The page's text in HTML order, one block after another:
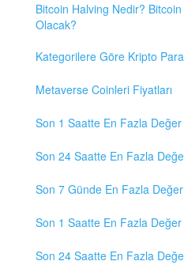
Bitcoin Halving Nedir?
Olacak?
Kategorilere Göre Kripto
Metaverse Coinleri Fiyatları
Son 1 Saatte En Fazla
Son 24 Saatte En Fazla
Son 7 Günde En Fazla
Son 1 Saatte En Fazla
Son 24 Saatte En Fazla